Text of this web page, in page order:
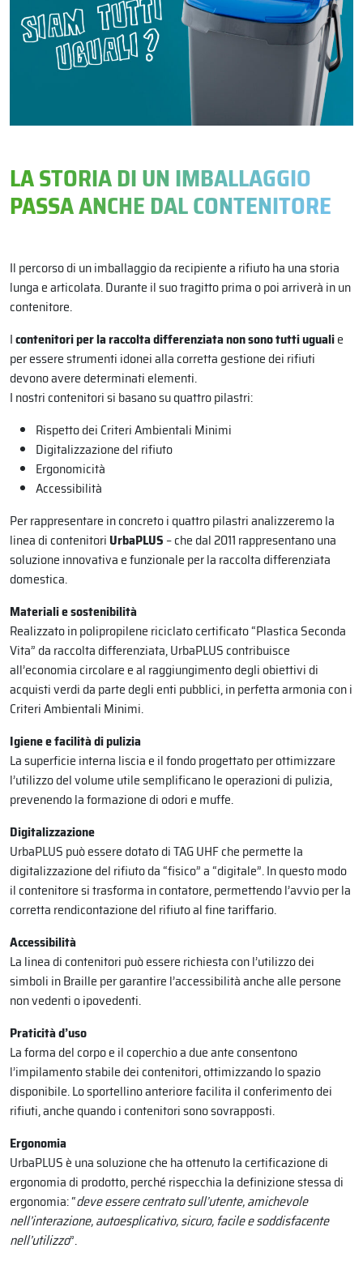
LA STORIA DI UN IMBALLAGGIO
PASSA ANCHE DAL CONTENITORE
Il percorso di un imballaggio da recipiente a rifiuto ha una storia
lunga e articolata. Durante il suo tragitto prima o poi arriverà in un
contenitore.
Icontenitori per la raccolta differenziata non sono tutti ugualie
per essere strumenti idonei alla corretta gestione dei rifiuti
devono avere determinati elementi.
I nostri contenitori si basano su quattro pilastri:
Rispetto dei Criteri Ambientali Minimi
Digitalizzazione del rifiuto
Ergonomicità
Accessibilità
Per rappresentare in concreto i quattro pilastri analizzeremo la
linea di contenitori UrbaPLUS – che dal 2011 rappresentano una
soluzione innovativa e funzionale per la raccolta differenziata
domestica.
Materiali e sostenibilità
Realizzato in polipropilene riciclato certificato “Plastica Seconda
Vita” da raccolta differenziata, UrbaPLUS contribuisce
all’economia circolare e al raggiungimento degli obiettivi di
acquisti verdi da parte degli enti pubblici, in perfetta armonia con i
Criteri Ambientali Minimi.
Igiene e facilità di pulizia
La superficie interna liscia e il fondo progettato per ottimizzare
l’utilizzo del volume utile semplificano le operazioni di pulizia,
prevenendo la formazione di odori e muffe.
Digitalizzazione
UrbaPLUS può essere dotato di TAG UHF che permette la
digitalizzazione del rifiuto da “fisico” a “digitale”. In questo modo
il contenitore si trasforma in contatore, permettendo l’avvio per la
corretta rendicontazione del rifiuto al fine tariffario.
Accessibilità
La linea di contenitori può essere richiesta con l’utilizzo dei
simboli in Braille per garantire l’accessibilità anche alle persone
non vedenti o ipovedenti.
Praticità d’uso
La forma del corpo e il coperchio a due ante consentono
l’impilamento stabile dei contenitori, ottimizzando lo spazio
disponibile. Lo sportellino anteriore facilita il conferimento dei
rifiuti, anche quando i contenitori sono sovrapposti.
Ergonomia
UrbaPLUS è una soluzione che ha ottenuto la certificazione di
ergonomia di prodotto, perché rispecchia la definizione stessa di
ergonomia: “deve essere centrato sull’utente, amichevole
nell’interazione, autoesplicativo, sicuro, facile e soddisfacente
nell’utilizzo”.